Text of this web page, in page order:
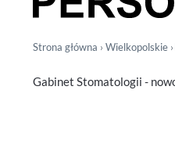
Strona główna › Wielkopolskie ›
Gabinet Stomatologii -